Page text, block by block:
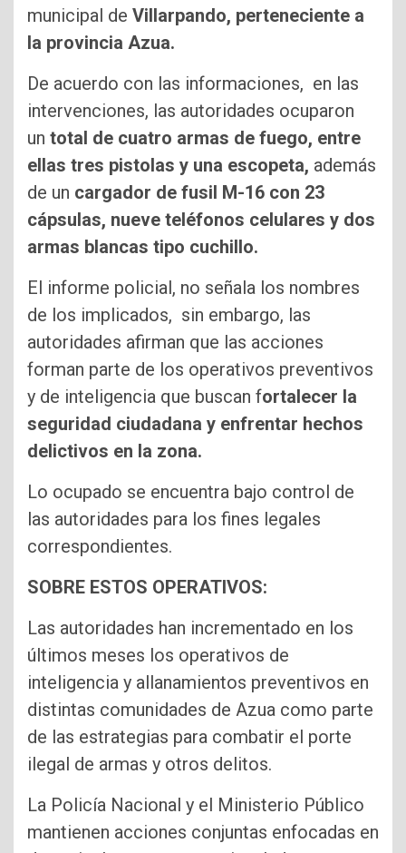
municipal de Villarpando, perteneciente a
la provincia Azua.
De acuerdo con las informaciones, en las
intervenciones, las autoridades ocuparon
un total de cuatro armas de fuego, entre
ellas tres pistolas y una escopeta, además
de un cargador de fusil M-16 con 23
cápsulas, nueve teléfonos celulares y dos
armas blancas tipo cuchillo.
El informe policial, no señala los nombres
de los implicados, sin embargo, las
autoridades afirman que las acciones
forman parte de los operativos preventivos
y de inteligencia que buscan fortalecer la
seguridad ciudadana y enfrentar hechos
delictivos en la zona.
Lo ocupado se encuentra bajo control de
las autoridades para los fines legales
correspondientes.
SOBRE ESTOS OPERATIVOS:
Las autoridades han incrementado en los
últimos meses los operativos de
inteligencia y allanamientos preventivos en
distintas comunidades de Azua como parte
de las estrategias para combatir el porte
ilegal de armas y otros delitos.
La Policía Nacional y el Ministerio Público
mantienen acciones conjuntas enfocadas en